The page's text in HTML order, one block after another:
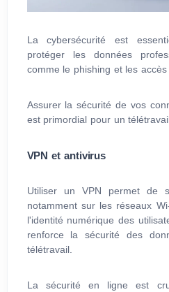
La cybersécurité est
protéger les données
comme le phishing et les
Assurer la sécurité de vos
est primordial pour un
VPN et antivirus
Utiliser un VPN permet de
notamment sur les réseaux
l'identité numérique des
renforce la sécurité des
télétravail.
La sécurité en ligne est